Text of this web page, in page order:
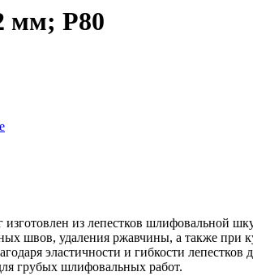
мм; Р80
изготовлен из лепестков шлифовальной
швов, удаления ржавчины, а также
эластичности и гибкости
грубых шлифовальных работ.